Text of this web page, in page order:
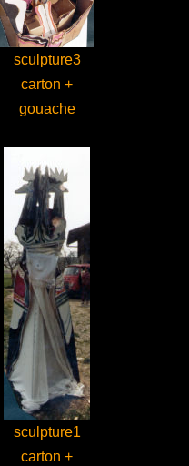
sculpture3
carton +
gouache
sculpture1
carton +